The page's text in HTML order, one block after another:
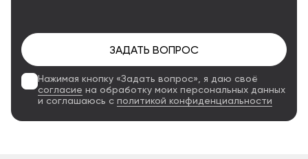
ЗАДАТЬ ВОПРОС
Нажимая кнопку «Задать вопрос», я даю своё
согласие на обработку моих персональных данных
и соглашаюсь с политикой конфиденциальности